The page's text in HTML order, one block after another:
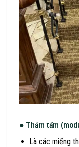
● Thảm tấm
Là các miếng